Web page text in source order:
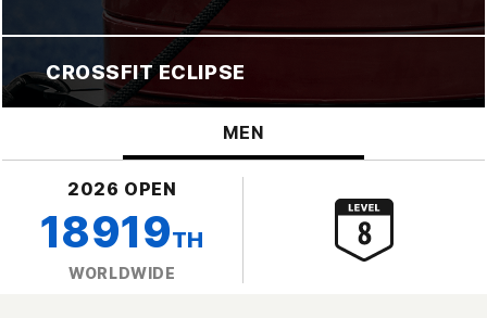
CROSSFIT ECLIPSE
MEN
2026 OPEN
18919TH
WORLDWIDE